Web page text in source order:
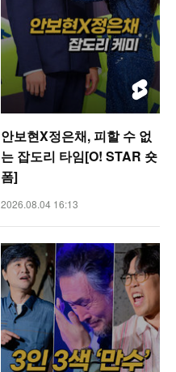
안보현X정은채, 피할 수 없
는 잡도리 타임[O! STAR 숏
폼]
2026.08.04 16:13